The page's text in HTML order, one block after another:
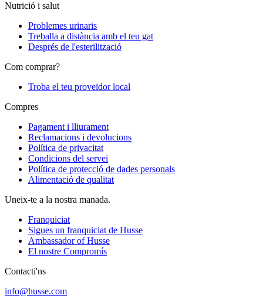
Nutrició i salut
Problemes urinaris
Treballa a distància amb el teu gat
Després de l'esterilització
Com comprar?
Troba el teu proveïdor local
Compres
Pagament i lliurament
Reclamacions i devolucions
Política de privacitat
Condicions del servei
Política de protecció de dades personals
Alimentació de qualitat
Uneix-te a la nostra manada.
Franquiciat
Sigues un franquiciat de Husse
Ambassador of Husse
El nostre Compromís
Contacti'ns
info@husse.com